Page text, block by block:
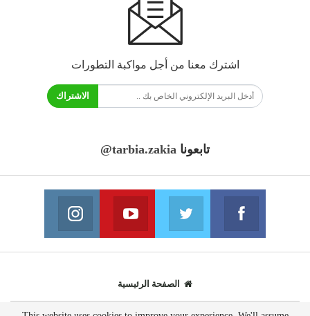
اشترك معنا من أجل مواكبة التطورات
الاشتراك
تابعونا @tarbia.zakia
فايسبوك
انضم الينا انضم الينا
يوتيوب
انضم الينا
الصفحة الرئيسية